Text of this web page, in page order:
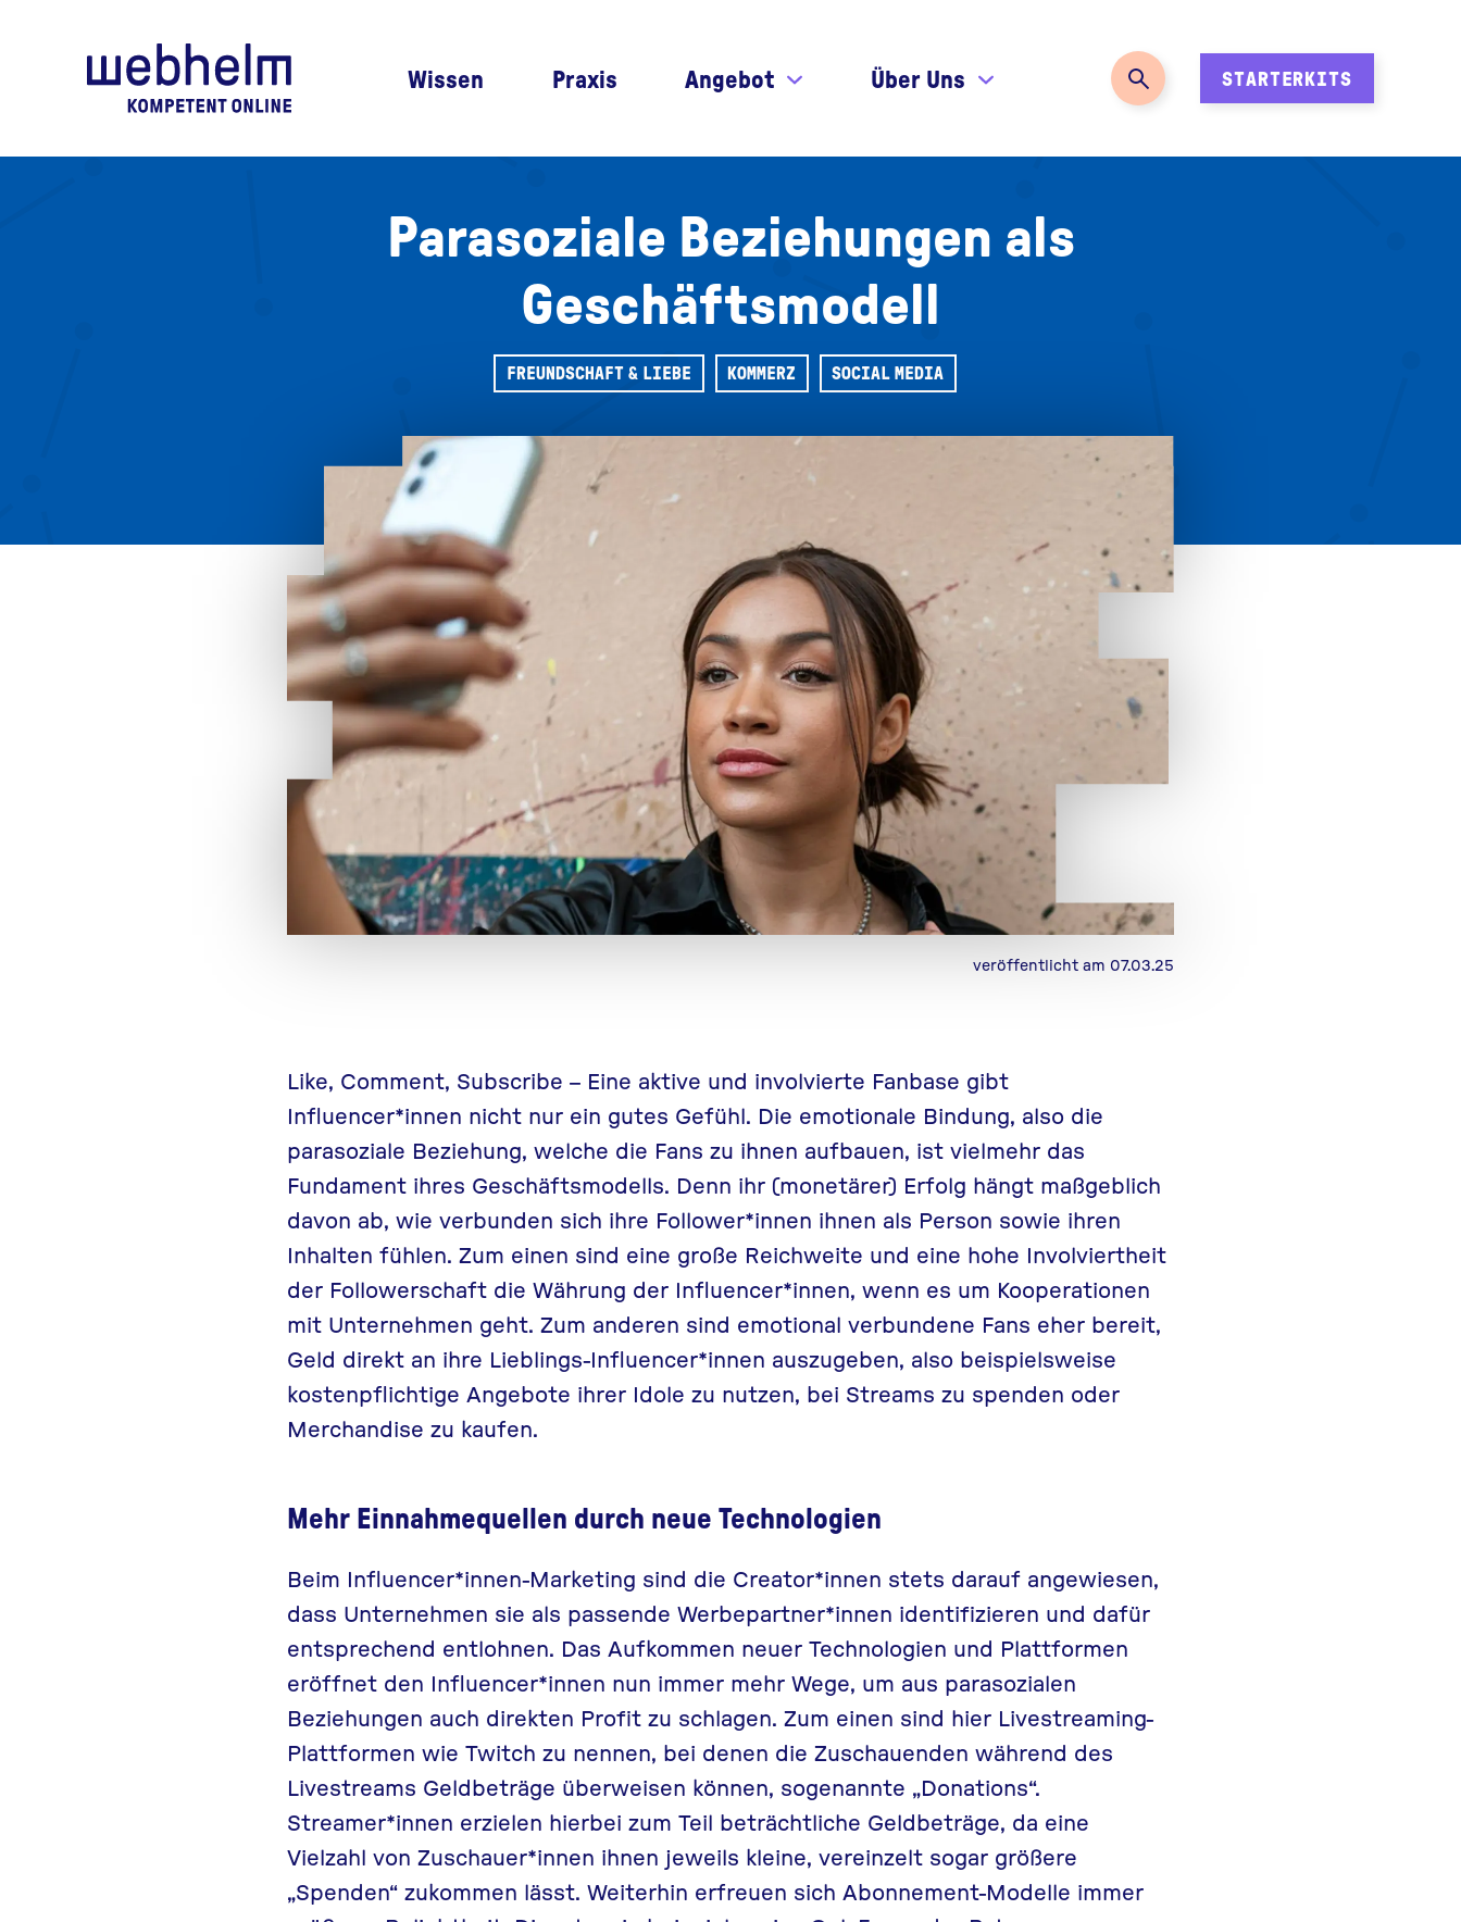
Wissen Praxis Angebot Über Uns STARTERKITS
Parasoziale Beziehungen als
Geschäftsmodell
FREUNDSCHAFT & LIEBE KOMMERZ SOCIAL MEDIA
veröffentlicht am 07.03.25
Like, Comment, Subscribe – Eine aktive und involvierte Fanbase gibt
Influencer*innen nicht nur ein gutes Gefühl. Die emotionale Bindung, also die
parasoziale Beziehung, welche die Fans zu ihnen aufbauen, ist vielmehr das
Fundament ihres Geschäftsmodells. Denn ihr (monetärer) Erfolg hängt maßgeblich
davon ab, wie verbunden sich ihre Follower*innen ihnen als Person sowie ihren
Inhalten fühlen. Zum einen sind eine große Reichweite und eine hohe Involviertheit
der Followerschaft die Währung der Influencer*innen, wenn es um Kooperationen
mit Unternehmen geht. Zum anderen sind emotional verbundene Fans eher bereit,
Geld direkt an ihre Lieblings-Influencer*innen auszugeben, also beispielsweise
kostenpflichtige Angebote ihrer Idole zu nutzen, bei Streams zu spenden oder
Merchandise zu kaufen.
Mehr Einnahmequellen durch neue Technologien
Beim Influencer*innen-Marketing sind die Creator*innen stets darauf angewiesen,
dass Unternehmen sie als passende Werbepartner*innen identifizieren und dafür
entsprechend entlohnen. Das Aufkommen neuer Technologien und Plattformen
eröffnet den Influencer*innen nun immer mehr Wege, um aus parasozialen
Beziehungen auch direkten Profit zu schlagen. Zum einen sind hier Livestreaming-
Plattformen wie Twitch zu nennen, bei denen die Zuschauenden während des
Livestreams Geldbeträge überweisen können, sogenannte „Donations“.
Streamer*innen erzielen hierbei zum Teil beträchtliche Geldbeträge, da eine
Vielzahl von Zuschauer*innen ihnen jeweils kleine, vereinzelt sogar größere
„Spenden“ zukommen lässt. Weiterhin erfreuen sich Abonnement-Modelle immer